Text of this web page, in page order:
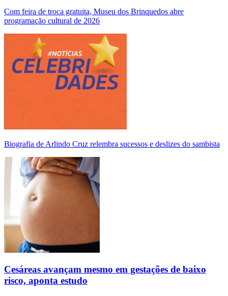
Com feira de troca gratuita, Museu dos Brinquedos abre
programação cultural de 2026
Biografia de Arlindo Cruz relembra sucessos e deslizes do sambista
Cesáreas avançam mesmo em gestações de baixo
risco, aponta estudo